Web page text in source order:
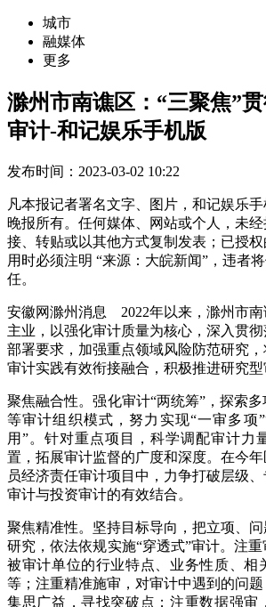
城市
融媒体
更多
滁州市南谯区：“三聚焦”
审计-和记娱乐手机版
发布时间：2023-03-02 10:22
凡本报记者署名文字、图片，和记娱乐
晚报所有。任何媒体、网站或个人，未
接、转贴或以其他方式复制发表；已授
用时必须注明 “来源：大皖新闻”，违者
任。
安徽网滁州消息 2022年以来，滁州市
主业，以强化审计质量为核心，深入贯
部署要求，加强重点领域风险防范研究
审计实践有效衔接融合，积极推进研究型
聚焦融合性。强化审计“两统筹”，探索
等审计组织模式，努力实现“一审多项
用”。针对重点项目，科学调配审计力
置，拓展审计监督的广度和深度。在今
员经济责任审计项目中，力争打破层级
审计与投资审计的有效结合。
聚焦精准性。坚持目标导向，把立项、
研究，依法依规实施“穿透式”审计。注
被审计单位的行业特点、业务性质、相
等；注重精准施审，对审计中遇到的问题
集思广益，寻找突破点；注重数据强审